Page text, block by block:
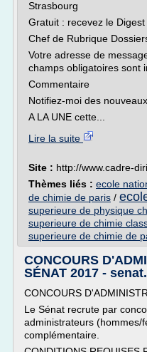
Strasbourg
Gratuit : recevez le
Chef de Rubrique
Votre adresse de
champs obligatoires sont
Commentaire
Notifiez-moi des
A LA UNE cette...
Lire la suite
Site : http://www.cadre-
Thèmes liés : ecole
de chimie de paris /
superieure de physique
superieure de chimie
superieure de chimie de
CONCOURS
SÉNAT 2017 -
CONCOURS
Le Sénat recrute par
administrateurs (hommes/
complémentaire.